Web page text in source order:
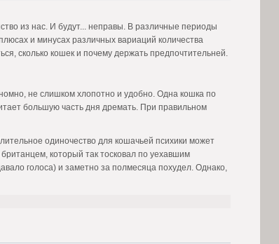
из нас. И будут... неправы. В различные периоды
и минусах различных вариаций количества
сколько кошек и почему держать предпочтительней.
не слишком хлопотно и удобно. Одна кошка по
большую часть дня дремать. При правильном
одиночество для кошачьей психики может
который так тосковал по уехавшим
голоса) и заметно за полмесяца похудел. Однако,